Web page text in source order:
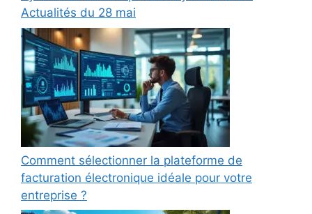
Actualités du 28 mai
Comment sélectionner la plateforme de
facturation électronique idéale pour votre
entreprise ?